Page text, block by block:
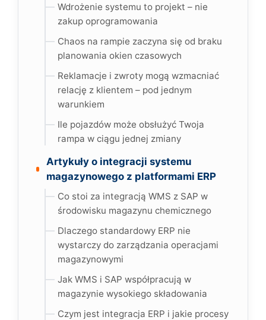
Wdrożenie systemu to projekt – nie
zakup oprogramowania
Chaos na rampie zaczyna się od braku
planowania okien czasowych
Reklamacje i zwroty mogą wzmacniać
relację z klientem – pod jednym
warunkiem
Ile pojazdów może obsłużyć Twoja
rampa w ciągu jednej zmiany
Artykuły o integracji systemu
magazynowego z platformami ERP
Co stoi za integracją WMS z SAP w
środowisku magazynu chemicznego
Dlaczego standardowy ERP nie
wystarczy do zarządzania operacjami
magazynowymi
Jak WMS i SAP współpracują w
magazynie wysokiego składowania
Czym jest integracja ERP i jakie procesy